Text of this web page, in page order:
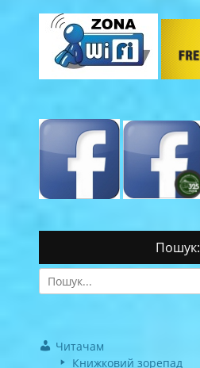
Пошук:
Search
for:
Читачам
Книжковий зорепад